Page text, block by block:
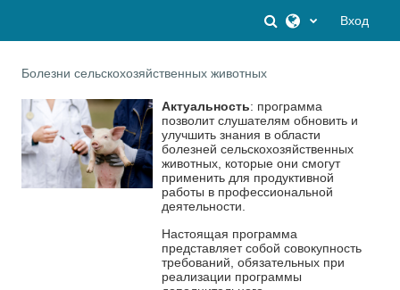
ИзменитьВход
Болезни сельскохозяйственных животных
Актуальность: программа
позволит слушателям обновить и
улучшить знания в области
болезней сельскохозяйственных
животных, которые они смогут
применить для продуктивной
работы в профессиональной
деятельности.
Настоящая программа
представляет собой совокупность
требований, обязательных при
реализации программы